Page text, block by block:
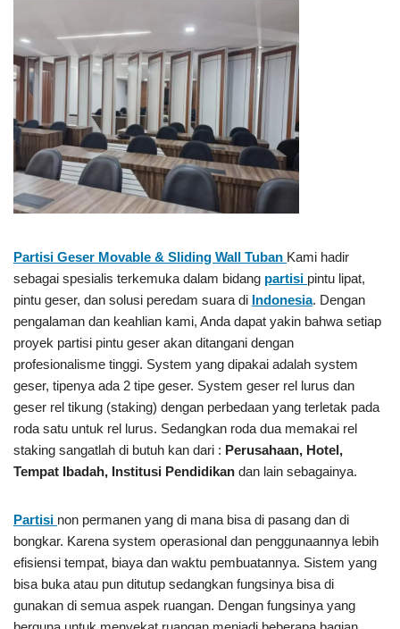
Partisi Geser Movable & Sliding Wall Tuban Kami hadir
sebagai spesialis terkemuka dalam bidang partisi pintu lipat,
pintu geser, dan solusi peredam suara di Indonesia. Dengan
pengalaman dan keahlian kami, Anda dapat yakin bahwa setiap
proyek partisi pintu geser akan ditangani dengan
profesionalisme tinggi. System yang dipakai adalah system
geser, tipenya ada 2 tipe geser. System geser rel lurus dan
geser rel tikung (staking) dengan perbedaan yang terletak pada
roda satu untuk rel lurus. Sedangkan roda dua memakai rel
staking sangatlah di butuh kan dari : Perusahaan, Hotel,
Tempat Ibadah, Institusi Pendidikan dan lain sebagainya.
Partisi non permanen yang di mana bisa di pasang dan di
bongkar. Karena system operasional dan penggunaannya lebih
efisiensi tempat, biaya dan waktu pembuatannya. Sistem yang
bisa buka atau pun ditutup sedangkan fungsinya bisa di
gunakan di semua aspek ruangan. Dengan fungsinya yang